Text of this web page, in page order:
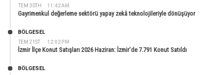
TEM 30TH 11:42 AM
Gayrimenkul değerleme sektörü yapay zekâ teknolojileriyle dönüşüyor
TEM 21ST 12:02 PM
BÖLGESEL
İzmir İlçe Konut Satışları 2026 Haziran: İzmir’de 7.791 Konut Satıldı
BÖLGESEL